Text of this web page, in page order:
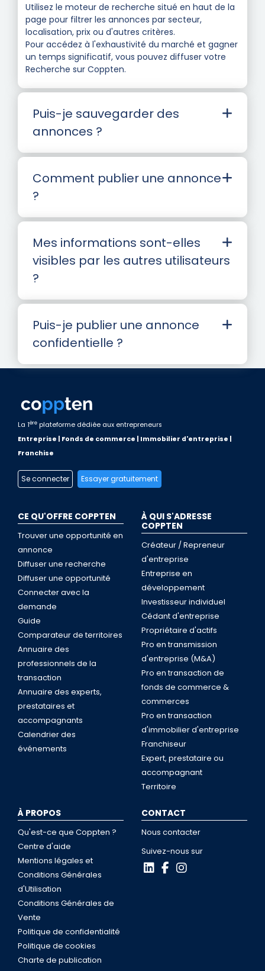
Utilisez le moteur de recherche situé en haut de la
page pour filtrer les annonces par secteur,
localisation, prix ou d'autres critères.
Pour accédez à l'exhaustivité du marché et gagner
un temps significatif, vous pouvez diffuser votre
Recherche sur Coppten.
Puis-je sauvegarder des
annonces ?
Comment publier une annonce
?
Mes informations sont-elles
visibles par les autres utilisateurs
?
Puis-je publier une annonce
confidentielle ?
La 1ère plateforme dédiée aux entrepreneurs
Entreprise | Fonds de commerce | Immobilier d'entreprise |
Franchise
Se connecter Essayer gratuitement
CE QU'OFFRE COPPTEN
Trouver une opportunité en
annonce
Diffuser une recherche
Diffuser une opportunité
Connecter avec la
demande
Guide
Comparateur de territoires
Annuaire des
professionnels de la
transaction
Annuaire des experts,
prestataires et
accompagnants
Calendrier des
événements
À QUI S'ADRESSE
COPPTEN
Créateur / Repreneur
d'entreprise
Entreprise en
développement
Investisseur individuel
Cédant d'entreprise
Propriétaire d'actifs
Pro en transmission
d'entreprise (M&A)
Pro en transaction de
fonds de commerce &
commerces
Pro en transaction
d'immobilier d'entreprise
Franchiseur
Expert, prestataire ou
accompagnant
Territoire
À PROPOS
Qu'est-ce que Coppten ?
Centre d'aide
Mentions légales et
Conditions Générales
d'Utilisation
Conditions Générales de
Vente
Politique de confidentialité
Politique de cookies
Charte de publication
CONTACT
Nous contacter
Suivez-nous sur